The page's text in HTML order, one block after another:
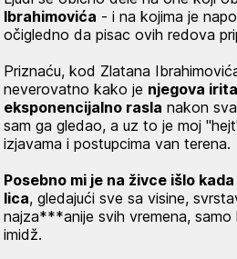
Ibrahimovića - i na kojima je
očigledno da pisac ovih redova
Priznaću, kod Zlatana
neverovatno kako je njegova
eksponencijalno rasla nakon
sam ga gledao, a uz to je moj
izjavama i postupcima van terena.
Posebno mi je na živce išlo
lica, gledajući sve sa visine,
najza***anije svih vremena,
imidž.